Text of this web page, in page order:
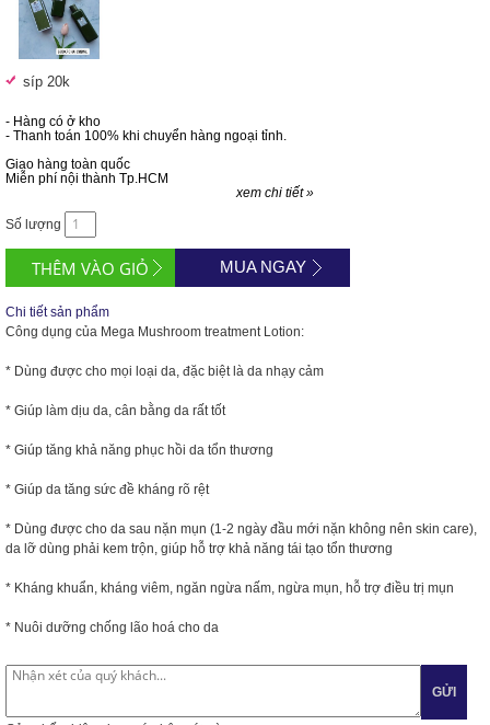
síp 20k
- Hàng có ở kho
- Thanh toán 100% khi chuyển hàng ngoại tỉnh.
Giao hàng toàn quốc
Miễn phí nội thành Tp.HCM
xem chi tiết »
Số lượng
MUA NGAY
Chi tiết sản phẩm
Công dụng của Mega Mushroom treatment Lotion:
* Dùng được cho mọi loại da, đặc biệt là da nhạy cảm
* Giúp làm dịu da, cân bằng da rất tốt
* Giúp tăng khả năng phục hồi da tổn thương
* Giúp da tăng sức đề kháng rõ rệt
* Dùng được cho da sau nặn mụn (1-2 ngày đầu mới nặn không nên skin care),
da lỡ dùng phải kem trộn, giúp hỗ trợ khả năng tái tạo tổn thương
* Kháng khuẩn, kháng viêm, ngăn ngừa nấm, ngừa mụn, hỗ trợ điều trị mụn
* Nuôi dưỡng chống lão hoá cho da
GỬI